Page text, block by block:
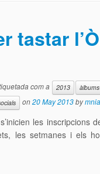
tastar
com a 2013 àlbums
on20 May 2013by
les inscripcions
les setmanes i els